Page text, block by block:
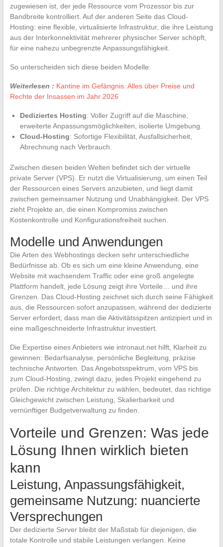
zugewiesen ist, der jede Ressource vom Prozessor bis zur
Bandbreite kontrolliert. Auf der anderen Seite das Cloud-
Hosting: eine flexible, virtualisierte Infrastruktur, die ihre Leistung
aus der Interkonnektivität mehrerer physischer Server schöpft,
für eine nahezu unbegrenzte Anpassungsfähigkeit.
So unterscheiden sich diese beiden Modelle:
Weiterlesen : Kantine im Gefängnis: Alles über Preise und
Rechte der Insassen im Jahr 2026
Dediziertes Hosting: Voller Zugriff auf die Maschine,
erweiterte Anpassungsmöglichkeiten, isolierte Umgebung.
Cloud-Hosting: Sofortige Flexibilität, Ausfallsicherheit,
Abrechnung nach Verbrauch.
Zwischen diesen beiden Welten befindet sich der virtuelle
private Server (VPS). Er nutzt die Virtualisierung, um einen Teil
der Ressourcen eines Servers anzubieten, und liegt damit
zwischen gemeinsamer Nutzung und Unabhängigkeit. Der VPS
zieht Projekte an, die einen Kompromiss zwischen
Kostenkontrolle und Konfigurationsfreiheit suchen.
Modelle und Anwendungen
Die Arten des Webhostings decken sehr unterschiedliche
Bedürfnisse ab. Ob es sich um eine kleine Anwendung, eine
Website mit wachsendem Traffic oder eine groß angelegte
Plattform handelt, jede Lösung zeigt ihre Vorteile… und ihre
Grenzen. Das Cloud-Hosting zeichnet sich durch seine Fähigkeit
aus, die Ressourcen sofort anzupassen, während der dedizierte
Server erfordert, dass man die Aktivitätsspitzen antizipiert und in
eine maßgeschneiderte Infrastruktur investiert.
Die Expertise eines Anbieters wie intronaut.net hilft, Klarheit zu
gewinnen: Bedarfsanalyse, persönliche Begleitung, präzise
technische Antworten. Das Angebotsspektrum, vom VPS bis
zum Cloud-Hosting, zwingt dazu, jedes Projekt eingehend zu
prüfen. Die richtige Architektur zu wählen, bedeutet, das richtige
Gleichgewicht zwischen Leistung, Skalierbarkeit und
vernünftiger Budgetverwaltung zu finden.
Vorteile und Grenzen: Was jede
Lösung Ihnen wirklich bieten
kann
Leistung, Anpassungsfähigkeit,
gemeinsame Nutzung: nuancierte
Versprechungen
Der dedizierte Server bleibt der Maßstab für diejenigen, die
totale Kontrolle und stabile Leistungen verlangen. Keine